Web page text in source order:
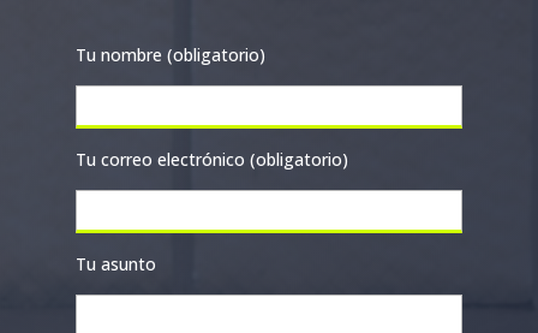
Tu nombre (obligatorio)
Tu correo electrónico (obligatorio)
Tu asunto